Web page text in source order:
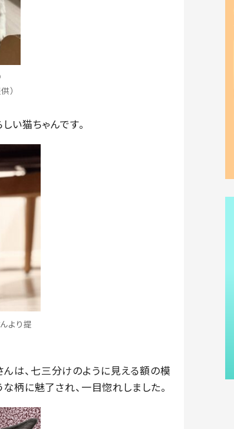
）
い猫ちゃんです。
より提
は、七三分けのように見える額の模
柄に魅了され、一目惚れしました。